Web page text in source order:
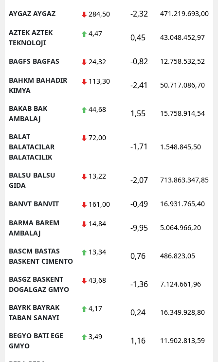
AYGAZ AYGAZ 284,50 -2,32 471.219.693,00
AZTEK AZTEK
TEKNOLOJI
4,47 0,45 43.048.452,97
BAGFS BAGFAS 24,32 -0,82 12.758.532,52
BAHKM BAHADIR
KIMYA
113,30 -2,41 50.717.086,70
BAKAB BAK
AMBALAJ
44,68 1,55 15.758.914,54
BALAT
BALATACILAR
BALATACILIK
72,00
-1,71 1.548.845,50
BALSU BALSU
GIDA
13,22 -2,07 713.863.347,85
BANVT BANVIT 161,00 -0,49 16.931.765,40
BARMA BAREM
AMBALAJ
14,84 -9,95 5.064.966,20
BASCM BASTAS
BASKENT CIMENTO
13,34 0,76 486.823,05
BASGZ BASKENT
DOGALGAZ GMYO
43,68 -1,36 7.124.661,96
BAYRK BAYRAK
TABAN SANAYI
4,17 0,24 16.349.928,80
BEGYO BATI EGE
GMYO
3,49 1,16 11.902.813,59